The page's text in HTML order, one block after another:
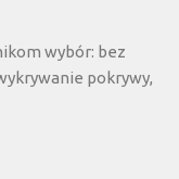
wybór: bez
pokrywy,